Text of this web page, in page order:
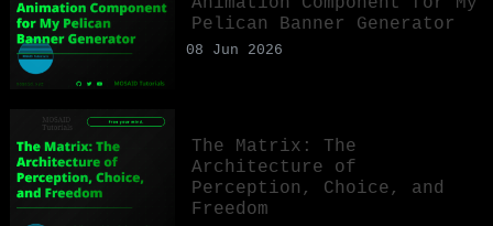
Pelican Banner Generator
08 Jun 2026
The Matrix: The
Architecture of
Perception, Choice, and
Freedom